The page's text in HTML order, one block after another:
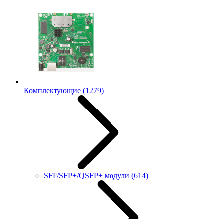
Комплектующие (1279)
SFP/SFP+/QSFP+ модули (614)